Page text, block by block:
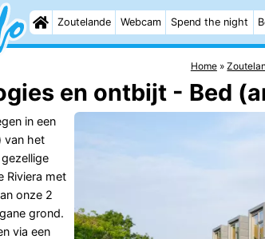
Zoutelande Webcam Spend the night
Home
en ontbijt - Bed
in een
van het
Riviera met
onze 2
grond.
via een